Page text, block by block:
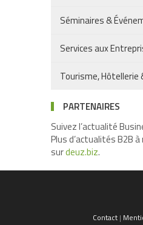
Séminaires &
Services aux
Tourisme,
PARTENAIRES
Suivez l’actualité
Plus d’actualités B2B
surdeuz.biz.
Contact|